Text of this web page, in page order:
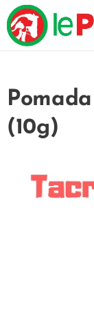
(10g)